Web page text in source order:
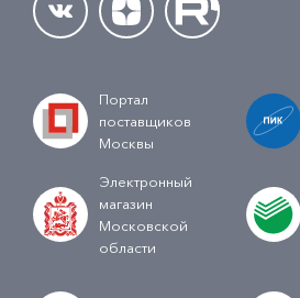
Портал
поставщиков
Москвы
Электронный
магазин
Московской
области